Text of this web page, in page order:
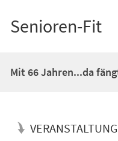
Senioren-Fit
Mit 66 Jahren...da